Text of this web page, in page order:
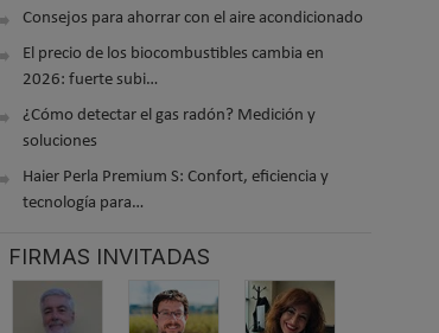
Consejos para ahorrar con el aire acondicionado
El precio de los biocombustibles cambia en
2026: fuerte subi…
¿Cómo detectar el gas radón? Medición y
soluciones
Haier Perla Premium S: Confort, eficiencia y
tecnología para…
FIRMAS INVITADAS